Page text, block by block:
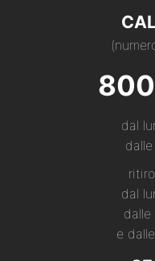
dal
dalle
dal
dalle
e